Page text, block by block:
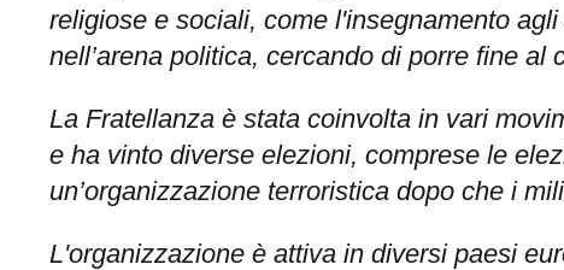
religiose e sociali, come l'insegnamento
nell’arena politica, cercando di porre fine al
La Fratellanza è stata coinvolta in vari
e ha vinto diverse elezioni, comprese le
un’organizzazione terroristica dopo che i
L'organizzazione è attiva in diversi paesi